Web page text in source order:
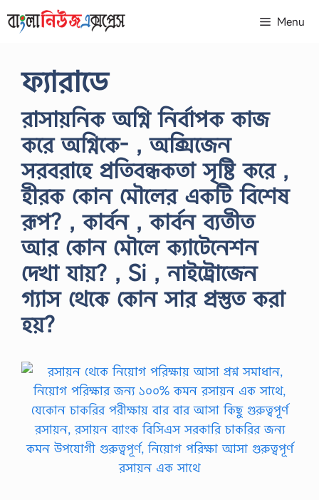
to
Menu
ফ্যারাডে
রাসায়নিক অগ্নি নির্বাপক কাজ
করে অগ্নিকে- , অক্সিজেন
সরবরাহে প্রতিবন্ধকতা সৃষ্টি করে ,
হীরক কোন মৌলের একটি বিশেষ
রূপ? , কার্বন , কার্বন ব্যতীত
আর কোন মৌলে ক্যাটেনেশন
দেখা যায়? , Si , নাইট্রোজেন
গ্যাস থেকে কোন সার প্রস্তুত করা
হয়?